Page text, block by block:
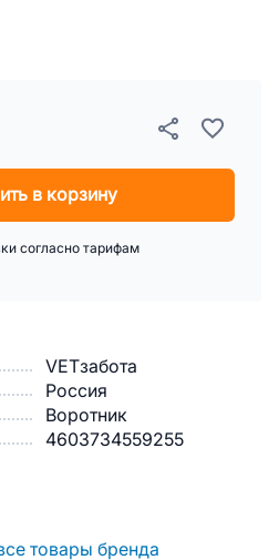
VETзабота
Россия
Воротник
4603734559255
товары бренда
в корзину
согласно тарифам